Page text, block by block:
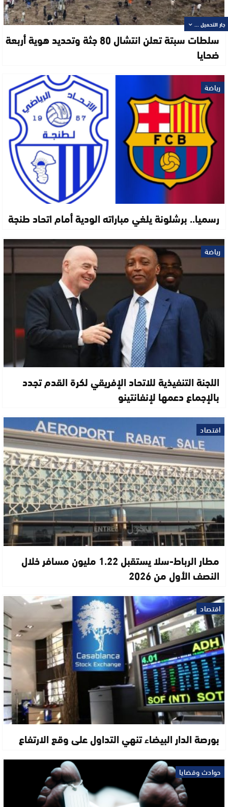
سلطات سبتة تعلن انتشال 80 جثة وتحديد هوية أربعة
ضحايا
رياضة
رسميا.. برشلونة يلغي مباراته الودية أمام اتحاد طنجة
رياضة
اللجنة التنفيذية للاتحاد الإفريقي لكرة القدم تجدد
بالإجماع دعمها لإنفانتينو
اقتصاد
مطار الرباط-سلا يستقبل 1.22 مليون مسافر خلال
النصف الأول من 2026
اقتصاد
بورصة الدار البيضاء تنهي التداول على وقع الارتفاع
حوادث وقضايا
جار التحميل ...